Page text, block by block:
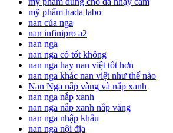
mỹ phẩm hada labo
nan của nga
nan infinipro a2
nan nga
nan nga có tốt không
nan nga hay nan việt tốt hơn
nan nga khác nan việt như thế nào
Nan Nga nắp vàng và nắp xanh
nan nga nắp xanh
nan nga nắp xanh nắp vàng
nan nga nhập khẩu
nan nga nội địa